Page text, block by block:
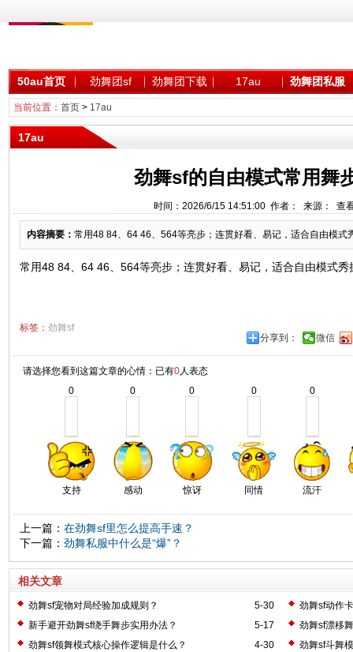
50au首页 劲舞团sf 劲舞团下载 17au 劲舞团私服
当前位置： 首页> 17au
17au
劲舞sf的自由模式常用舞
时间：2026/6/15 14:51:00 作者： 来源： 查
内容摘要： 常用48 84、64 46、564等亮步；连贯好看、易记，适合自由模式
常用48 84、64 46、564等亮步；连贯好看、易记，适合自由模式秀
标签： 劲舞sf
分享到：
微信
请选择您看到这篇文章的心情：已有0人表态
0
支持
0
感动
0
惊讶
0
同情
0
流汗
上一篇： 在劲舞sf里怎么提高手速？
下一篇： 劲舞私服中什么是“爆”？
相关文章
5-30
劲舞sf宠物对局经验加成规则？
劲舞sf动作
5-17
新手避开劲舞sf绕手舞步实用办法？
劲舞sf漂移
4-30
劲舞sf领舞模式核心操作逻辑是什么？
劲舞sf斗舞